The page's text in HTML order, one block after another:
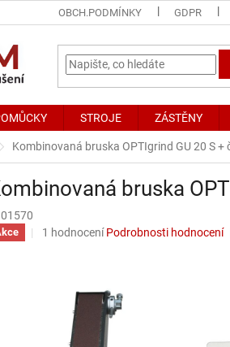
OBCH.PODMÍNKY GDPR
STROJE ZÁSTĚNY
Kombinovaná bruska OPTIgrind GU 20 S+
bruska
Průměrné
hvězdiček.
1 hodnocení Podrobnosti hodnocení